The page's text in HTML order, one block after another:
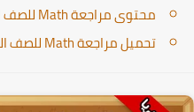
محتوى مراجعة Math للصف الثالث الإعدادي لغات ترم أول PDF
تحميل مراجعة Math للصف الثالث الإعدادي لغات ترم أول 2026